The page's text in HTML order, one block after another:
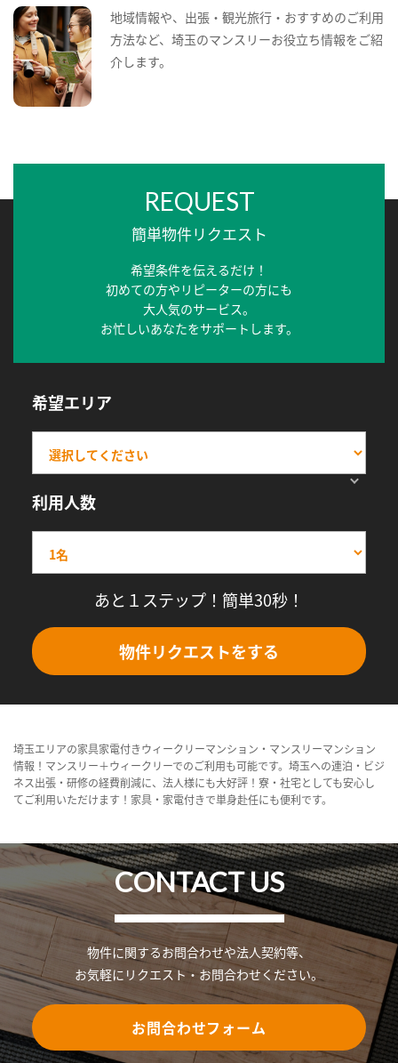
地域情報や、出張・観光旅行・おすすめのご利用
方法など、埼玉のマンスリーお役立ち情報をご紹
介します。
REQUEST
簡単物件リクエスト
希望条件を伝えるだけ！
初めての方やリピーターの方にも
大人気のサービス。
お忙しいあなたをサポートします。
希望エリア
利用人数
あと１ステップ！簡単30秒！
物件リクエストをする
埼玉エリアの家具家電付きウィークリーマンション・マンスリーマンション
情報！マンスリー＋ウィークリーでのご利用も可能です。埼玉への連泊・ビジ
ネス出張・研修の経費削減に、法人様にも大好評！寮・社宅としても安心し
てご利用いただけます！家具・家電付きで単身赴任にも便利です。
CONTACT US
物件に関するお問合わせや法人契約等、
お気軽にリクエスト・お問合わせください。
お問合わせフォーム